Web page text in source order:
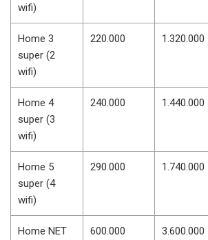
wifi)
Home 3
super (2
wifi)
220.000 1.320.000
Home 4
super (3
wifi)
240.000 1.440.000
Home 5
super (4
wifi)
290.000 1.740.000
Home NET
600.000 3.600.000